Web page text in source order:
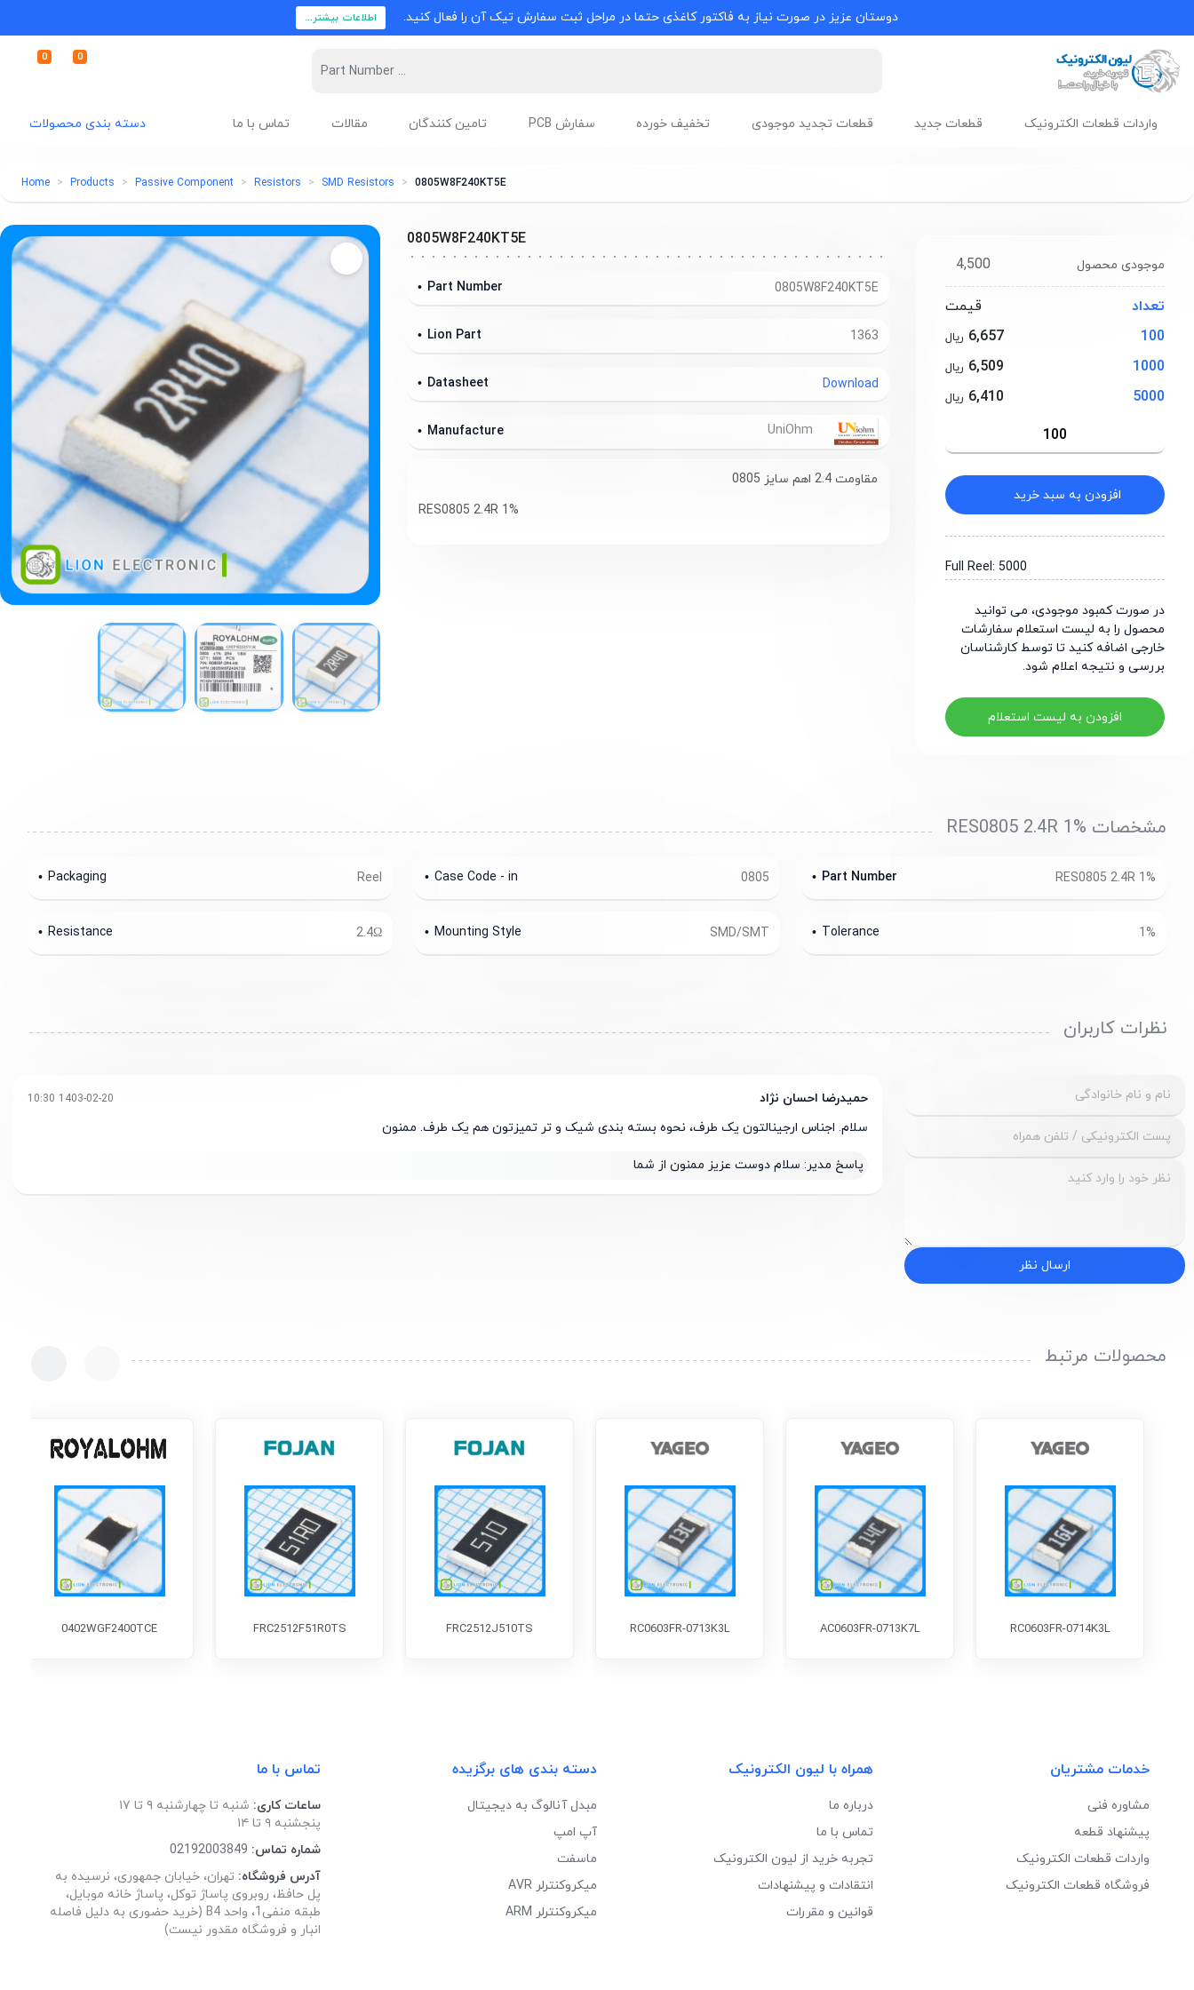
دوستان عزیز در صورت نیاز به فاکتور کاغذی حتما در مراحل ثبت سفارش تیک آن را فعال کنید. اطلاعات بیشتر...
0 0
دسته بندی محصولات واردات قطعات الکترونیک قطعات جدید قطعات تجدید موجودی تخفیف خورده سفارش PCB تامین کنندگان مقالات تماس با ما
Home Products Passive Component Resistors SMD Resistors 0805W8F240KT5E
4,500 موجودی محصول
تعداد
قیمت
100
6,657 ریال
1000
6,509 ریال
5000
6,410 ریال
افزودن به سبد خرید
Full Reel: 5000
در صورت کمبود موجودی، می توانید
محصول را به لیست استعلام سفارشات
خارجی اضافه کنید تا توسط کارشناسان
بررسی و نتیجه اعلام شود.
افزودن به لیست استعلام
0805W8F240KT5E
0805W8F240KT5E
Part Number
1363
Lion Part
Download
Datasheet
Manufacture
مقاومت 2.4 اهم سایز 0805
RES0805 2.4R 1%
مشخصات RES0805 2.4R 1%
RES0805 2.4R 1%
Part Number
0805
Case Code - in
Reel
Packaging
1%
Tolerance
SMD/SMT
Mounting Style
2.4Ω
Resistance
نظرات کاربران
ارسال نظر
حمیدرضا احسان نژاد 1403-02-20 10:30
سلام. اجناس ارجینالتون یک طرف، نحوه بسته بندی شیک و تر تمیزتون هم یک طرف. ممنون
پاسخ مدیر: سلام دوست عزیز ممنون از شما
محصولات مرتبط
RC0603FR-0714K3L
AC0603FR-0713K7L
RC0603FR-0713K3L
FRC2512J510TS
FRC2512F51R0TS
0402WGF2400TCE
خدمات مشتریان
مشاوره فنی
پیشنهاد قطعه
واردات قطعات الکترونیک
فروشگاه قطعات الکترونیک
همراه با لیون الکترونیک
درباره ما
تماس با ما
تجربه خرید از لیون الکترونیک
انتقادات و پیشنهادات
قوانین و مقررات
دسته بندی های برگزیده
مبدل آنالوگ به دیجیتال
آپ امپ
ماسفت
میکروکنترلر AVR
میکروکنترلر ARM
تماس با ما
ساعات کاری: شنبه تا چهارشنبه ۹ تا ۱۷
پنجشنبه ۹ تا ۱۴
شماره تماس: 02192003849
آدرس فروشگاه: تهران، خیابان جمهوری، نرسیده به
پل حافظ، روبروی پاساژ توکل، پاساژ خانه موبایل،
طبقه منفی1، واحد B4 (خرید حضوری به دلیل فاصله
انبار و فروشگاه مقدور نیست)